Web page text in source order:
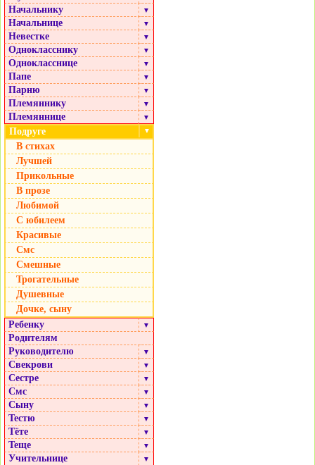
Начальнику ▼
Начальнице ▼
Невестке ▼
Однокласснику ▼
Однокласснице ▼
Папе ▼
Парню ▼
Племяннику ▼
Племяннице ▼
Подруге ▼
В стихах
Лучшей
Прикольные
В прозе
Любимой
С юбилеем
Красивые
Смс
Смешные
Трогательные
Душевные
Дочке, сыну
Ребенку
▼
Родителям
Руководителю
▼
Свекрови ▼
Сестре ▼
Смс ▼
Сыну ▼
Тестю ▼
Тёте ▼
Теще ▼
Учительнице ▼